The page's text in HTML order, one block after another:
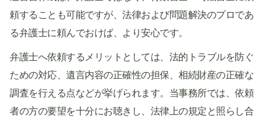
頼することも可能ですが、法律および問題解決のプロであ
る弁護士に頼んでおけば、より安心です。
弁護士へ依頼するメリットとしては、法的トラブルを防ぐ
ための対応、遺言内容の正確性の担保、相続財産の正確な
調査を行える点などが挙げられます。当事務所では、依頼
者の方の要望を十分にお聴きし、法律上の規定と照らし合